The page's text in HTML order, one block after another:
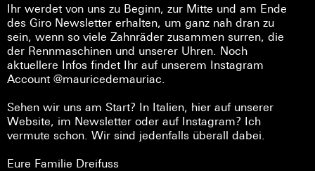
Ihr werdet von uns zu Beginn, zur Mitte und am Ende
des Giro Newsletter erhalten, um ganz nah dran zu
sein, wenn so viele Zahnräder zusammen surren, die
der Rennmaschinen und unserer Uhren. Noch
aktuellere Infos findet Ihr auf unserem Instagram
Account @mauricedemauriac.
Sehen wir uns am Start? In Italien, hier auf unserer
Website, im Newsletter oder auf Instagram? Ich
vermute schon. Wir sind jedenfalls überall dabei.
Eure Familie Dreifuss